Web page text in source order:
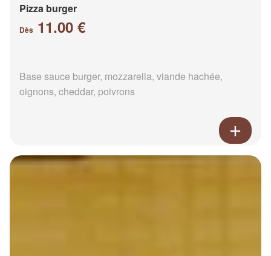
Pizza burger
Dès 11.00 €
Base sauce burger, mozzarella, viande hachée,
oignons, cheddar, poivrons